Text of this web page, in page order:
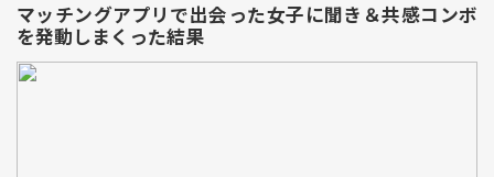
マッチングアプリで出会った女子に聞き＆共感コンボ
を発動しまくった結果